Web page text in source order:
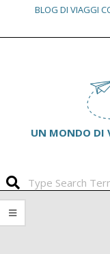
BLOG DI VIAGGI
UN MONDO DI